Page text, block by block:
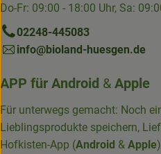
Do-Fr: 09:00 - 18:00 Uhr, Sa:
02248-445083
info@bioland-huesgen.de
APP für Android & Apple
Für unterwegs gemacht: Noch
Lieblingsprodukte speichern,
Hofkisten-App (Android & Apple